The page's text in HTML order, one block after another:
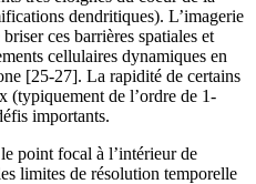
dendritiques). L’imagerie
ces barrières spatiales et
cellulaires dynamiques en
[25-27]. La rapidité de certains
(typiquement de l’ordre de 1-
importants.
point focal à l’intérieur de
limites de résolution temporelle